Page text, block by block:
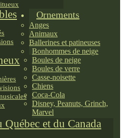
Québec et du Canada
Ornements
Anges
Animaux
Ballerines et patineuses
Bonhommes de neige
Boules de neige
Boules de verre
Casse-noisette
Chiens
Coca-Cola
Disney, Peanuts, Grinch,
Marvel